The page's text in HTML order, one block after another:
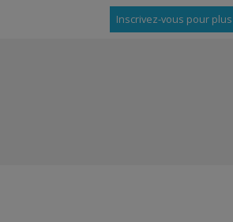
Inscrivez-vous pour